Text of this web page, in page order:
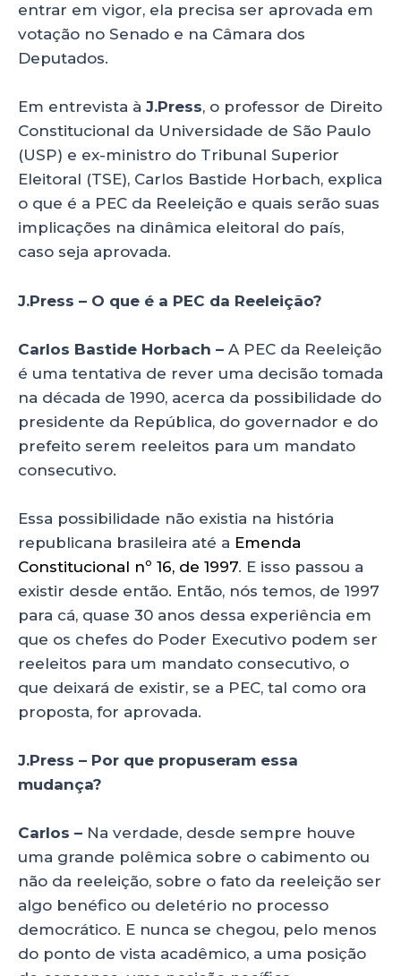
entrar em vigor, ela precisa ser aprovada em
votação no Senado e na Câmara dos
Deputados.
Em entrevista à J.Press, o professor de Direito
Constitucional da Universidade de São Paulo
(USP) e ex-ministro do Tribunal Superior
Eleitoral (TSE), Carlos Bastide Horbach, explica
o que é a PEC da Reeleição e quais serão suas
implicações na dinâmica eleitoral do país,
caso seja aprovada.
J.Press – O que é a PEC da Reeleição?
Carlos Bastide Horbach – A PEC da Reeleição
é uma tentativa de rever uma decisão tomada
na década de 1990, acerca da possibilidade do
presidente da República, do governador e do
prefeito serem reeleitos para um mandato
consecutivo.
Essa possibilidade não existia na história
republicana brasileira até a Emenda
Constitucional nº 16, de 1997. E isso passou a
existir desde então. Então, nós temos, de 1997
para cá, quase 30 anos dessa experiência em
que os chefes do Poder Executivo podem ser
reeleitos para um mandato consecutivo, o
que deixará de existir, se a PEC, tal como ora
proposta, for aprovada.
J.Press – Por que propuseram essa
mudança?
Carlos – Na verdade, desde sempre houve
uma grande polêmica sobre o cabimento ou
não da reeleição, sobre o fato da reeleição ser
algo benéfico ou deletério no processo
democrático. E nunca se chegou, pelo menos
do ponto de vista acadêmico, a uma posição